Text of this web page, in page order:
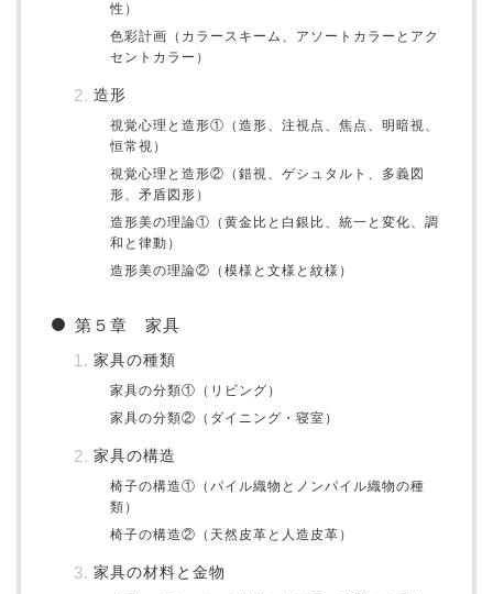
性）
色彩計画（カラースキーム、アソートカラーとアク
セントカラー）
造形
視覚心理と造形①（造形、注視点、焦点、明暗視、
恒常視）
視覚心理と造形②（錯視、ゲシュタルト、多義図
形、矛盾図形）
造形美の理論①（黄金比と白銀比、統一と変化、調
和と律動）
造形美の理論②（模様と文様と紋様）
第５章 家具
家具の種類
家具の分類①（リビング）
家具の分類②（ダイニング・寝室）
家具の構造
椅子の構造①（パイル織物とノンパイル織物の種
類）
椅子の構造②（天然皮革と人造皮革）
家具の材料と金物